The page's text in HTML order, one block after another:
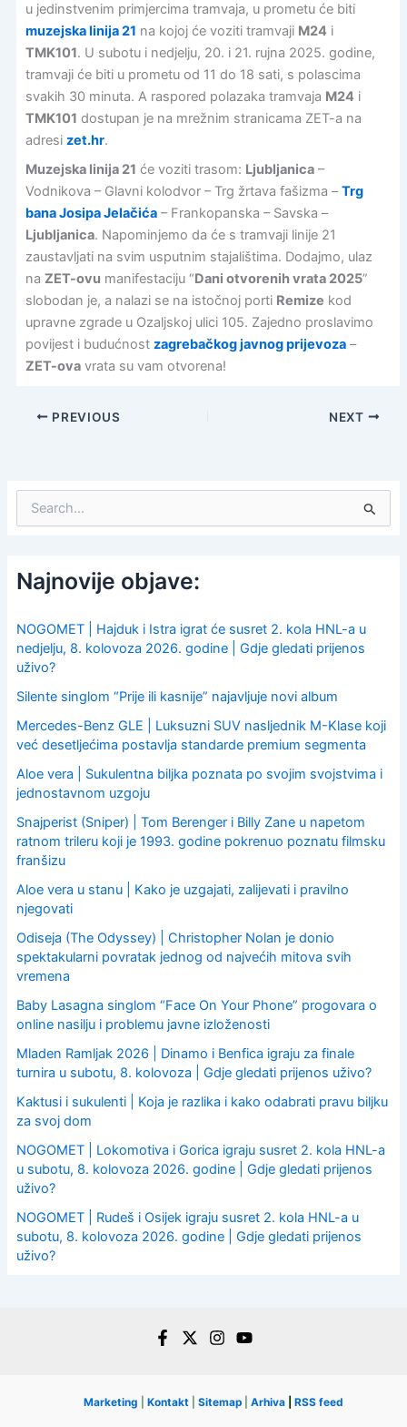
u jedinstvenim primjercima tramvaja, u prometu će biti
muzejska linija 21 na kojoj će voziti tramvaji M24i
TMK101. U subotu i nedjelju, 20. i 21. rujna 2025. godine,
tramvaji će biti u prometu od 11 do 18 sati, s polascima
svakih 30 minuta. A raspored polazaka tramvaja M24i
TMK101 dostupan je na mrežnim stranicama ZET-a na
adresi zet.hr.
Muzejska linija 21 će voziti trasom: Ljubljanica–
Vodnikova – Glavni kolodvor – Trg žrtava fašizma –Trg
bana Josipa Jelačića– Frankopanska – Savska –
Ljubljanica. Napominjemo da će s tramvaji linije 21
zaustavljati na svim usputnim stajalištima. Dodajmo, ulaz
na ZET-ovu manifestaciju “Dani otvorenih vrata 2025”
slobodan je, a nalazi se na istočnoj porti Remize kod
upravne zgrade u Ozaljskoj ulici 105. Zajedno proslavimo
povijest i budućnost zagrebačkog javnog prijevoza–
ZET-ovavrata su vam otvorena!
PREVIOUS NEXT
c
h
o
r
:
Najnovije objave:
NOGOMET | Hajduk i Istra igrat će susret 2. kola HNL-a u
nedjelju, 8. kolovoza 2026. godine | Gdje gledati prijenos
uživo?
Silente singlom “Prije ili kasnije” najavljuje novi album
Mercedes-Benz GLE | Luksuzni SUV nasljednik M-Klase koji
već desetljećima postavlja standarde premium segmenta
Aloe vera | Sukulentna biljka poznata po svojim svojstvima i
jednostavnom uzgoju
Snajperist (Sniper) | Tom Berenger i Billy Zane u napetom
ratnom trileru koji je 1993. godine pokrenuo poznatu filmsku
franšizu
Aloe vera u stanu | Kako je uzgajati, zalijevati i pravilno
njegovati
Odiseja (The Odyssey) | Christopher Nolan je donio
spektakularni povratak jednog od najvećih mitova svih
vremena
Baby Lasagna singlom “Face On Your Phone” progovara o
online nasilju i problemu javne izloženosti
Mladen Ramljak 2026 | Dinamo i Benfica igraju za finale
turnira u subotu, 8. kolovoza | Gdje gledati prijenos uživo?
Kaktusi i sukulenti | Koja je razlika i kako odabrati pravu biljku
za svoj dom
NOGOMET | Lokomotiva i Gorica igraju susret 2. kola HNL-a
u subotu, 8. kolovoza 2026. godine | Gdje gledati prijenos
uživo?
NOGOMET | Rudeš i Osijek igraju susret 2. kola HNL-a u
subotu, 8. kolovoza 2026. godine | Gdje gledati prijenos
uživo?
Marketing Kontakt Sitemap Arhiva RSS feed